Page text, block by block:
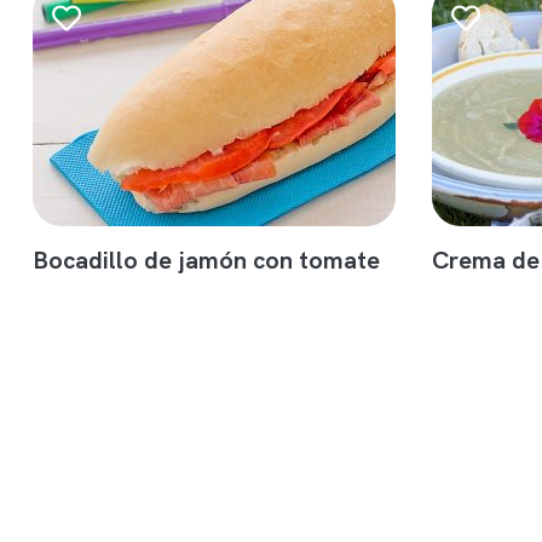
Bocadillo de jamón con tomate Crema